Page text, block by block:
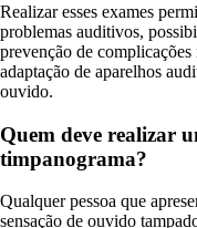
Realizar esses exames
problemas auditivos,
prevenção de
adaptação de aparelhos
ouvido.
Quem deve realizar
timpanograma?
Qualquer pessoa que
sensação de ouvido